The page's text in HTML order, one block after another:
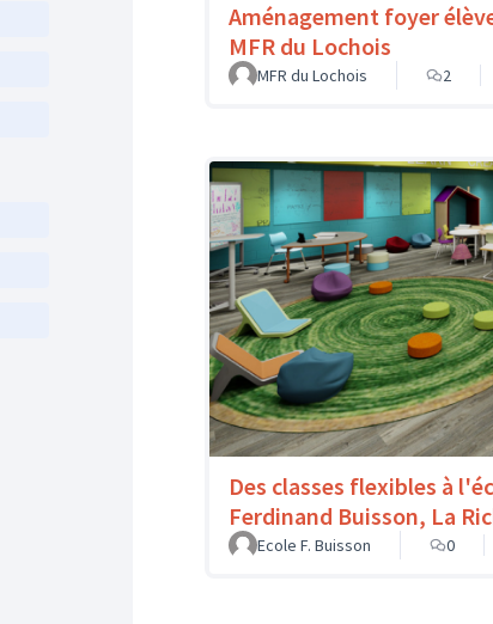
Aménagement foyer
MFR du Lochois
MFR du Lochois
2
Des classes flexibles à
Ferdinand Buisson, La
Ecole F. Buisson
0